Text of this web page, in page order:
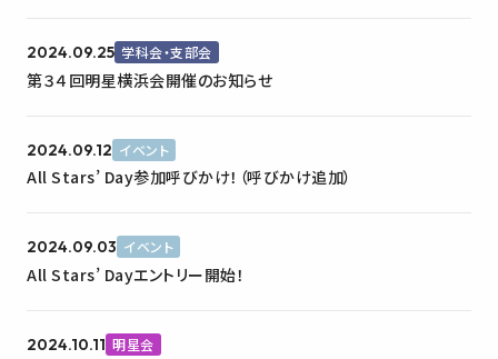
2024.09.25 学科会・支部会
第３４回明星横浜会開催のお知らせ
2024.09.12 イベント
All Stars’ Day参加呼びかけ！（呼びかけ追加）
2024.09.03 イベント
All Stars’ Dayエントリー開始！
2024.10.11 明星会